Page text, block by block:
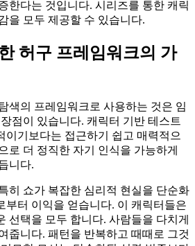
한다는 것입니다. 시리즈를 통한 캐릭
을 모두 제공할 수 있습니다.
허구 프레임워크의 가
색의 프레임워크로 사용하는 것은 임
점이 있습니다. 캐릭터 기반 테스트
이기보다는 접근하기 쉽고 매력적으
로 더 정직한 자기 인식을 가능하게
니다.
히 쇼가 복잡한 심리적 현실을 단순화
부터 이익을 얻습니다. 이 캐릭터들은
선택을 모두 합니다. 사람들을 다치게
줍니다. 패턴을 반복하고 때때로 그것